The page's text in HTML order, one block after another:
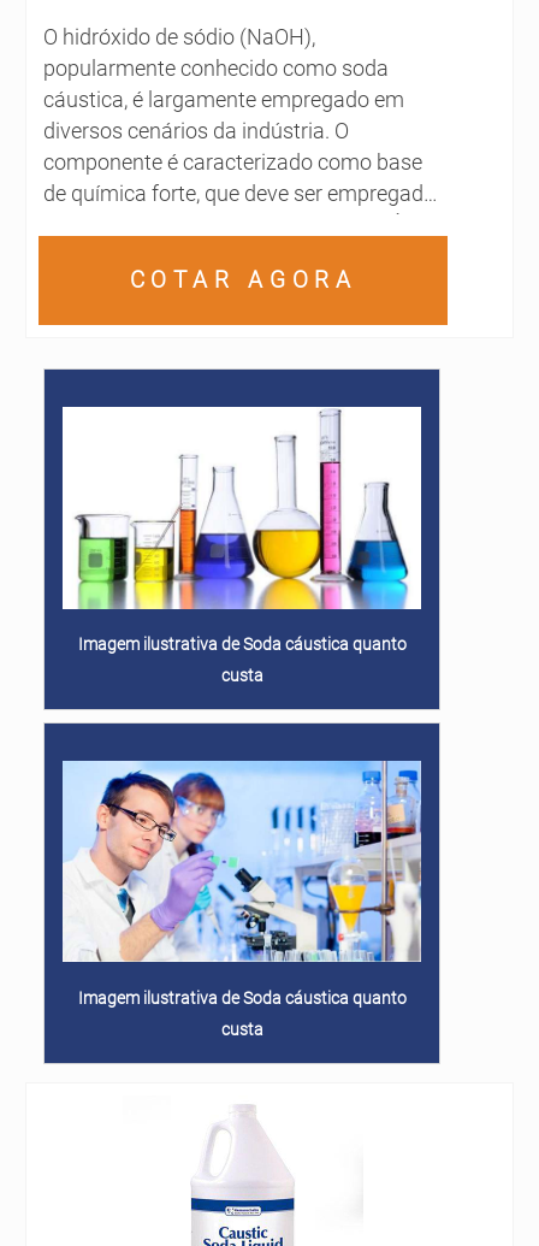
O hidróxido de sódio (NaOH),
popularmente conhecido como soda
cáustica, é largamente empregado em
diversos cenários da indústria. O
componente é caracterizado como base
de química forte, que deve ser empregada
com qualidade, por exemplo, na hora de
fabricar: Papéis; Tecidos; Alimentos;
cáusti...
COTAR AGORA
Imagem ilustrativa de Soda cáustica quanto
custa
Imagem ilustrativa de Soda cáustica quanto
custa